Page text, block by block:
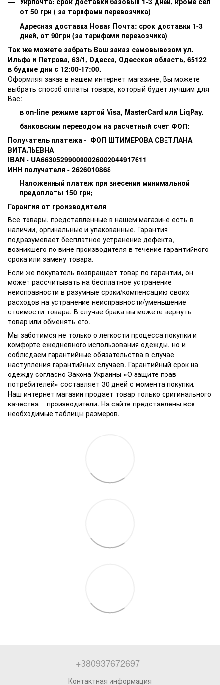
от 50 грн ( за тарифами перевозчика)
Адресная доставка Новая Почта: срок доставки 1-3
дней, от 90грн (за тарифами перевозчика)
Так же можете забрать Ваш заказ самовывозом ул.
Ильфа и Петрова, 63/1, Одесса, Одесская область, 65122
в будние дни с 12:00-17:00.
Оформляя заказ в нашем интернет-магазине, Вы можете
выбрать способ оплаты товара, который будет лучшим для
Вас:
в on-line режиме картой Visa, MasterCard или LiqPay.
банковским переводом на расчетный счет ФОП:
Получатель платежа - ФОП ШТИМЕРОВА СВЕТЛАНА
ВИТАЛЬЕВНА
IBAN - UA663052990000026002044917611
ИНН получателя - 2626010868
Наложенный платеж при внесении минимальной
предоплаты 150 грн;
Гарантия от производителя
Все товары, представленные в нашем магазине есть в
наличии, оргинальные и упакованные. Гарантия
подразумевает бесплатное устранение дефекта,
возникшего по вине производителя в течение гарантийного
срока или замену товара.
Если же покупатель возвращает товар по гарантии, он
может рассчитывать на бесплатное устранение
неисправности в разумные сроки/компенсацию своих
расходов на устранение неисправности/уменьшение
стоимости товара. В случае брака вы можете вернуть
товар или обменять его.
Мы заботимся не только о легкости процесса покупки и
комфорте ежедневного использования одежды, но и
соблюдаем гарантийные обязательства в случае
наступления гарантийных случаев. Гарантийный срок на
одежду согласно Закона Украины «О защите прав
потребителей» составляет 30 дней с момента покупки.
Наш интернет магазин продает товар только оригинального
качества – производители. На сайте представлены все
необходимые таблицы размеров.
+380937672697
Контактная информация